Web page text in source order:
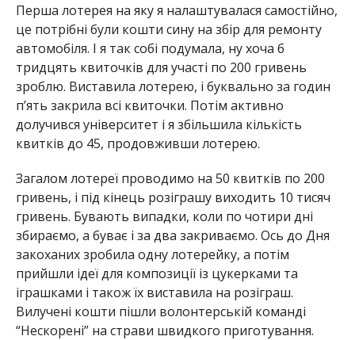
Перша лотерея на яку я налаштувалася самостійно,
це потрібні були кошти сину на збір для ремонту
автомобіля. І я так собі подумала, ну хоча б
тридцять квиточків для участі по 200 гривень
зроблю. Виставила лотерею, і буквально за годин
п’ять закрила всі квиточки. Потім активно
долучився університет і я збільшила кількість
квитків до 45, продовживши лотерею.
Загалом лотереї проводимо на 50 квитків по 200
гривень, і під кінець розіграшу виходить 10 тисяч
гривень. Бувають випадки, коли по чотири дні
збираємо, а буває і за два закриваємо. Ось до Дня
закоханих зробила одну лотерейку, а потім
прийшли ідеї для композиції із цукерками та
іграшками і також їх виставила на розіграш.
Вилучені кошти пішли волонтерській команді
“Нескорені” на страви швидкого приготування.